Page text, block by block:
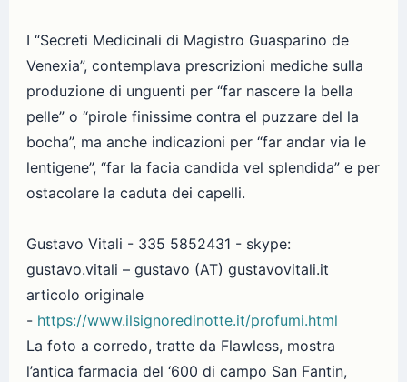
I “Secreti Medicinali di Magistro Guasparino de
Venexia”, contemplava prescrizioni mediche sulla
produzione di unguenti per “far nascere la bella
pelle” o “pirole finissime contra el puzzare del la
bocha”, ma anche indicazioni per “far andar via le
lentigene”, “far la facia candida vel splendida” e per
ostacolare la caduta dei capelli.
Gustavo Vitali - 335 5852431 - skype:
gustavo.vitali – gustavo (AT) gustavovitali.it
articolo originale
- https://www.ilsignoredinotte.it/profumi.html
La foto a corredo, tratte da Flawless, mostra
l’antica farmacia del ‘600 di campo San Fantin,